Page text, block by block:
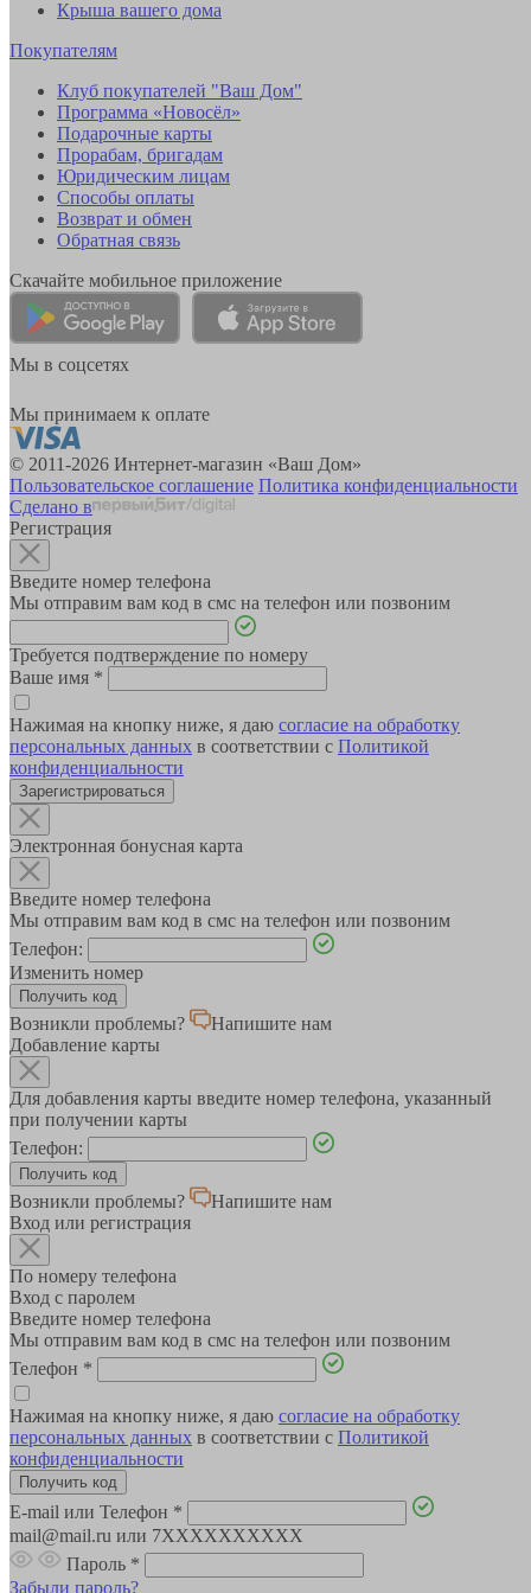
Крыша вашего дома
Покупателям
Клуб покупателей "Ваш Дом"
Программа «Новосёл»
Подарочные карты
Прорабам, бригадам
Юридическим лицам
Способы оплаты
Возврат и обмен
Обратная связь
Скачайте мобильное приложение
Мы в соцсетях
Мы принимаем к оплате
© 2011-2026 Интернет-магазин «Ваш Дом»
Пользовательское соглашение Политика конфиденциальности
Сделано в
Регистрация
Введите номер телефона
Мы отправим вам код в смс на телефон или позвоним
Требуется подтверждение по номеру
Ваше имя *
Нажимая на кнопку ниже, я даю согласие на обработку
персональных данных в соответствии с Политикой
конфиденциальности
Зарегистрироваться
Электронная бонусная карта
Введите номер телефона
Мы отправим вам код в смс на телефон или позвоним
Телефон:
Изменить номер
Возникли проблемы?
Напишите нам
Добавление карты
Для добавления карты введите номер телефона, указанный
при получении карты
Телефон:
Возникли проблемы?
Напишите нам
Вход или регистрация
По номеру телефона
Вход с паролем
Введите номер телефона
Мы отправим вам код в смс на телефон или позвоним
Телефон *
Нажимая на кнопку ниже, я даю согласие на обработку
персональных данных в соответствии с Политикой
конфиденциальности
E-mail или Телефон *
mail@mail.ru или 7XXXXXXXXXX
Пароль *
Забыли пароль?